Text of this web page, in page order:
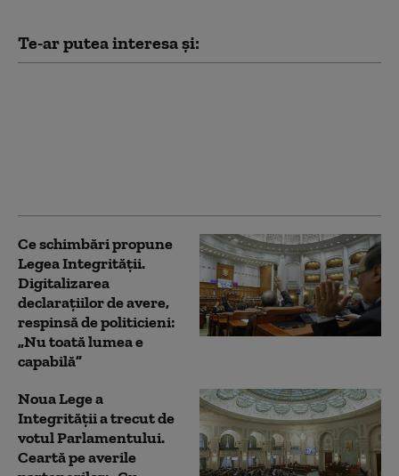
Te-ar putea interesa și:
Ce schimbări propune
Legea Integrității.
Digitalizarea
declarațiilor de avere,
respinsă de politicieni:
„Nu toată lumea e
capabilă”
Noua Lege a
Integrității a trecut de
votul Parlamentului.
Ceartă pe averile